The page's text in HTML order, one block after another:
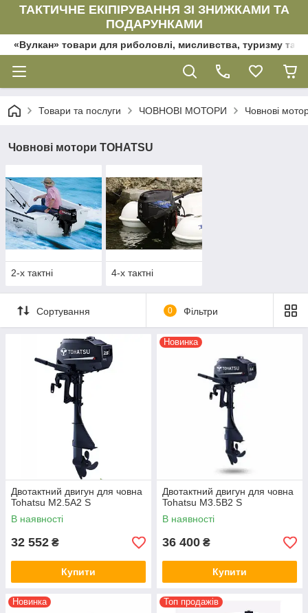
ТАКТИЧНЕ ЕКІПІРУВАННЯ ЗІ ЗНИЖКАМИ ТА
ПОДАРУНКАМИ
«Вулкан» товари для риболовлі, мисливства, туризму та
Товари та послуги ЧОВНОВІ МОТОРИ Човнові
Човнові мотори TOHATSU
2-х тактні 4-х тактні
Сортування 0 Фільтри
Двотактний двигун для човна
Tohatsu M2.5A2 S
В наявності
32 552 ₴
Купити
Новинка
Двотактний двигун для човна
Tohatsu M3.5B2 S
В наявності
36 400 ₴
Купити
Новинка Топ продажів